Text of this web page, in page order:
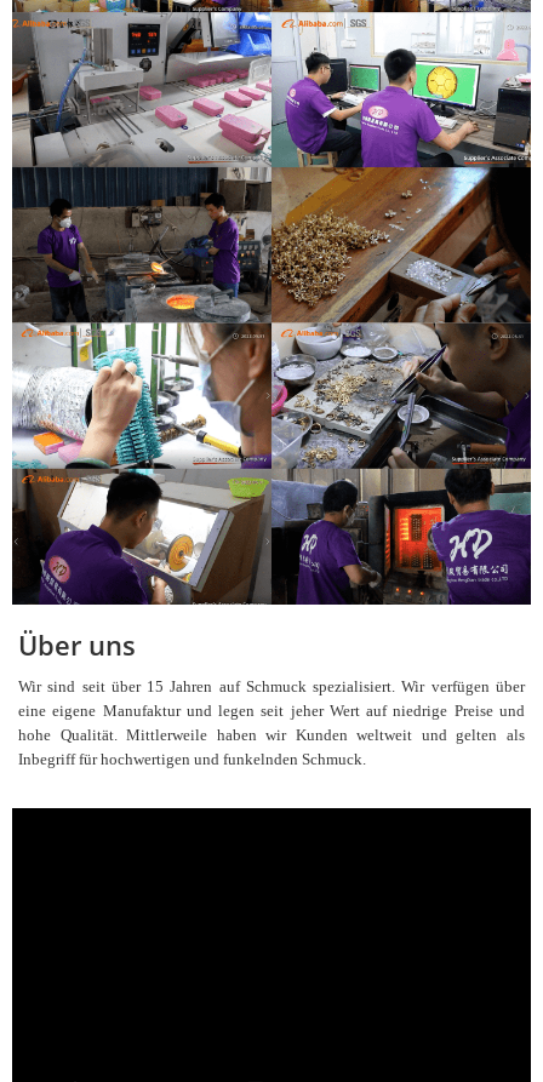
Über uns
Wir sind seit über 15 Jahren auf Schmuck spezialisiert. Wir verfügen über
eine eigene Manufaktur und legen seit jeher Wert auf niedrige Preise und
hohe Qualität. Mittlerweile haben wir Kunden weltweit und gelten als
Inbegriff für hochwertigen und funkelnden Schmuck.